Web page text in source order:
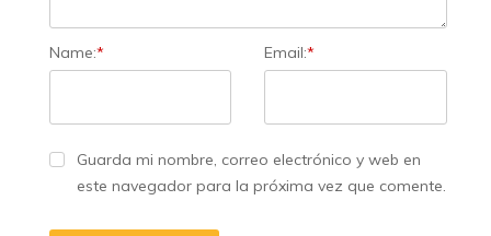
Name:* Email:*
Guarda mi nombre, correo electrónico y web en
este navegador para la próxima vez que comente.